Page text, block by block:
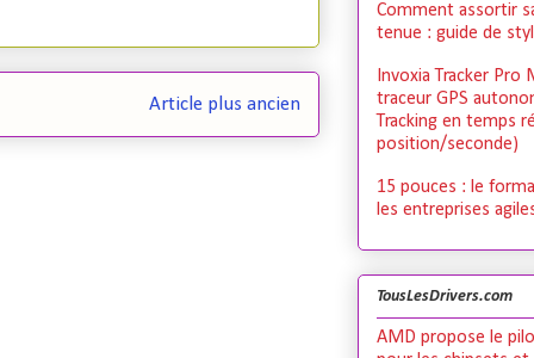
Article plus ancien
Comment assortir
tenue : guide de
Invoxia Tracker Pro
traceur GPS
Tracking en temps
position/seconde)
15 pouces : le
les entreprises
TousLesDrivers.com
AMD propose le